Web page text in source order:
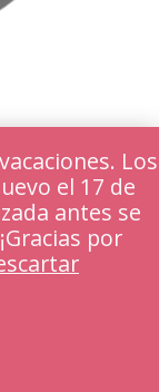
Los
el 17 de
antes se
por